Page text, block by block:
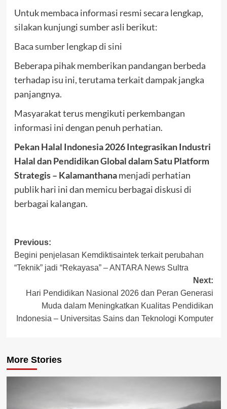
Untuk membaca informasi resmi secara lengkap,
silakan kunjungi sumber asli berikut:
Baca sumber lengkap di sini
Beberapa pihak memberikan pandangan berbeda
terhadap isu ini, terutama terkait dampak jangka
panjangnya.
Masyarakat terus mengikuti perkembangan
informasi ini dengan penuh perhatian.
Pekan Halal Indonesia 2026 Integrasikan Industri
Halal dan Pendidikan Global dalam Satu Platform
Strategis – Kalamanthanamenjadi perhatian
publik hari ini dan memicu berbagai diskusi di
berbagai kalangan.
Post
navigation
Previous:
Begini penjelasan Kemdiktisaintek terkait perubahan
“Teknik” jadi “Rekayasa” – ANTARA News Sultra
Next:
Hari Pendidikan Nasional 2026 dan Peran Generasi
Muda dalam Meningkatkan Kualitas Pendidikan
Indonesia – Universitas Sains dan Teknologi Komputer
More Stories